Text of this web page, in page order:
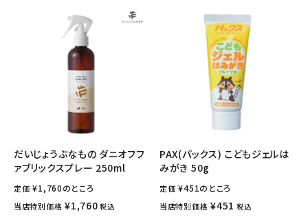
ナチュラムーン
ナチュラプラス
アルマウィン
だいじょうぶなもの ダニオフフ
ァブリックスプレー 250ml
定価 ¥1,760のところ
当店特別価格 ¥1,760 税込
PAX(パックス) こどもジェルは
みがき 50g
定価 ¥451のところ
当店特別価格 ¥451 税込